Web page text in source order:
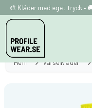
🎨 Kläder med eget tryck •
Hem Varselkläder